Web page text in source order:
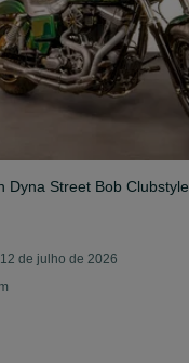
Dyna Street Bob Clubstyle
12 de julho de 2026